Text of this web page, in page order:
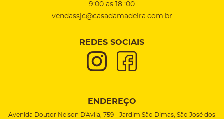
9:00 as 18 :00
vendassjc@casadamadeira.com.br
REDES SOCIAIS
ENDEREÇO
Avenida Doutor Nelson D'Avila, 759 - Jardim São Dimas, São José dos